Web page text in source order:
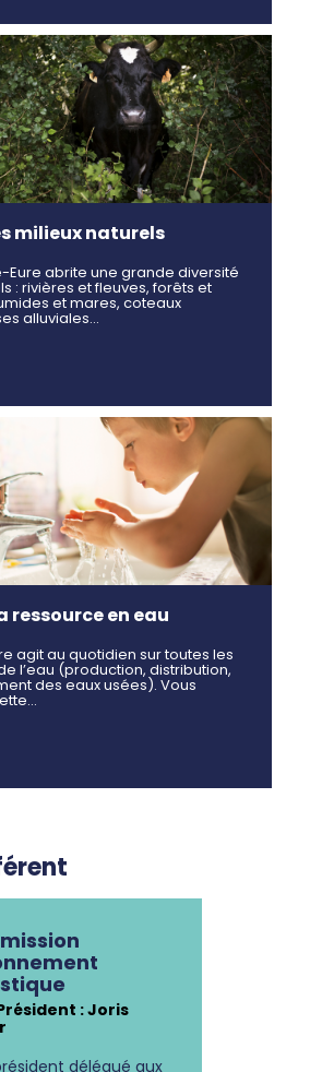
milieux naturels
Eure abrite une grande diversité
: rivières et fleuves, forêts et
et mares, coteaux
alluviales…
ressource en eau
agit au quotidien sur toutes les
l’eau (production, distribution,
des eaux usées). Vous
: Joris
délégué aux